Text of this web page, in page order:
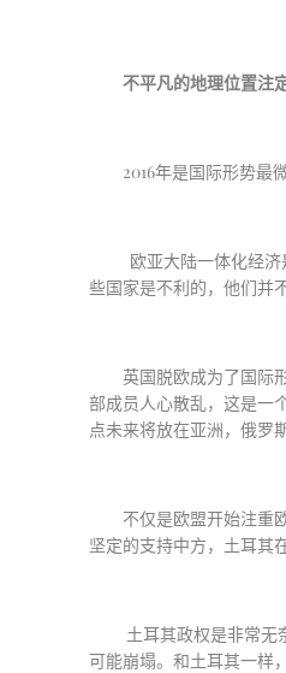
不平凡的地理位置注
2016年是国际形势最
欧亚大陆一体化经
些国家是不利的，他们并
英国脱欧成为了国际
部成员人心散乱，这是一
点未来将放在亚洲，俄罗
不仅是欧盟开始注重
坚定的支持中方，土耳其
土耳其政权是非常无
可能崩塌。和土耳其一样